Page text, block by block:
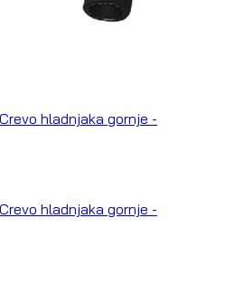
hladnjaka gornje -
hladnjaka gornje -